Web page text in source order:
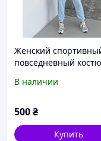
Женский
повседневный
свободного кроя и
В наличии
500₴
Купить